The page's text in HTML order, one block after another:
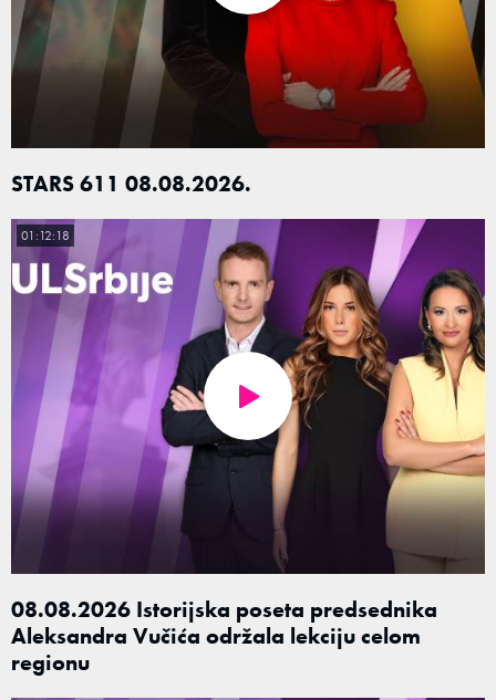
STARS 611 08.08.2026.
08.08.2026 Istorijska poseta predsednika
Aleksandra Vučića održala lekciju celom
regionu
01:12:18